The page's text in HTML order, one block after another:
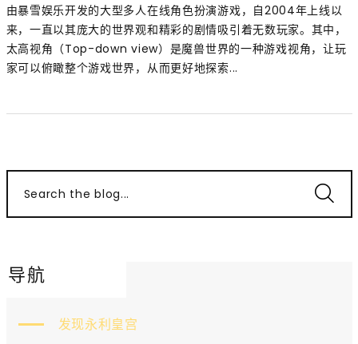
由暴雪娱乐开发的大型多人在线角色扮演游戏，自2004年上线以
来，一直以其庞大的世界观和精彩的剧情吸引着无数玩家。其中，
太高视角（Top-down view）是魔兽世界的一种游戏视角，让玩
家可以俯瞰整个游戏世界，从而更好地探索...
Search the blog...
导航
发现永利皇宫